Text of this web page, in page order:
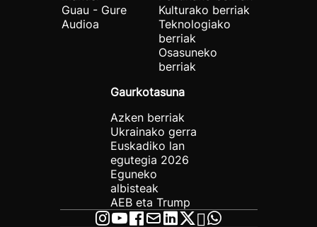
Guau - Gure
Audioa
Kulturako berriak
Teknologiako
berriak
Osasuneko
berriak
Gaurkotasuna
Azken berriak
Ukrainako gerra
Euskadiko lan
egutegia 2026
Eguneko
albisteak
AEB eta Trump